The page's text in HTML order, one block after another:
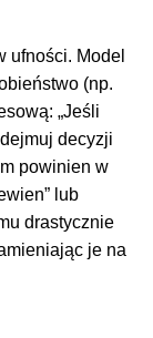
ufności. Model
(np.
„Jeśli
decyzji
powinien w
lub
drastycznie
je na